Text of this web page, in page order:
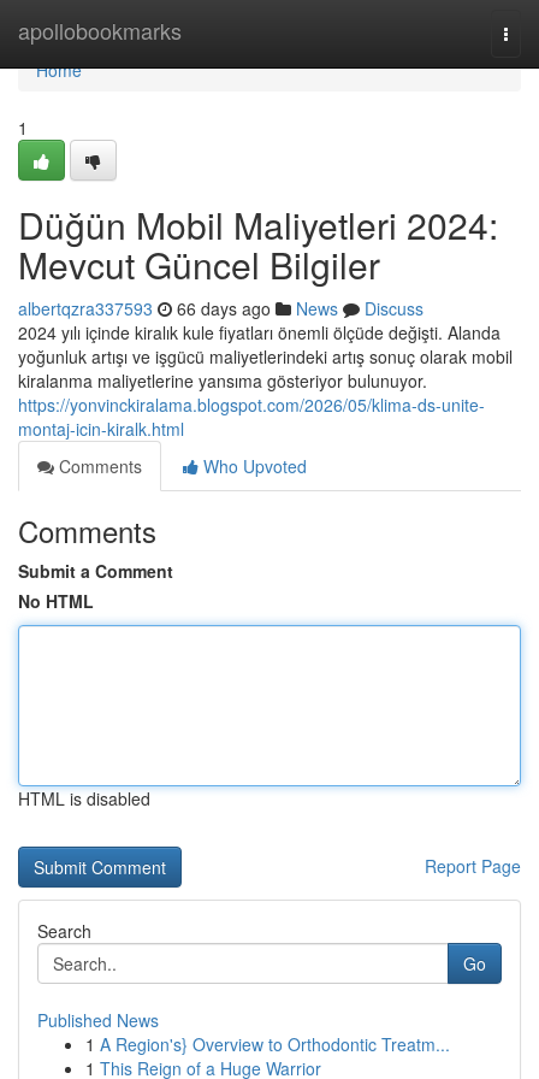
apollobookmarks
Home
Home
1
Düğün Mobil Maliyetleri 2024:
Mevcut Güncel Bilgiler
albertqzra337593 66 days ago News
Discuss
2024 yılı içinde kiralık kule fiyatları önemli ölçüde değişti. Alanda
yoğunluk artışı ve işgücü maliyetlerindeki artış sonuç olarak mobil
kiralanma maliyetlerine yansıma gösteriyor bulunuyor.
https://yonvinckiralama.blogspot.com/2026/05/klima-ds-unite-
montaj-icin-kiralk.html
Comments
Who Upvoted
Comments
Submit a Comment
No HTML
HTML is disabled
Report Page
Search
Go
Published News
1 A Region's} Overview to Orthodontic Treatm...
1 This Reign of a Huge Warrior